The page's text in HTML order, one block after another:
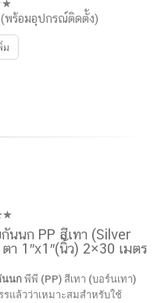
พร้อมอุปกรณ์ติดตั้ง)
ม
นนก PP สีเทา (Silver
า 1″x1″(นิ้ว) 2×30 เมตร
นนก พีพี (PP) สีเทา (บอร์นเทา)
รแล้วว่าเหมาะสมสำหรับใช้